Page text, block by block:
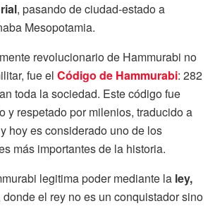
, pasando de ciudad-estado a
Mesopotamia.
revolucionario de Hammurabi no
fue el Código de Hammurabi: 282
toda la sociedad. Este código fue
y respetado por milenios, traducido a
hoy es considerado uno de los
más importantes de la historia.
legitima poder mediante la ley,
donde el rey no es un conquistador sino